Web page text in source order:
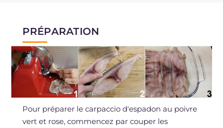
PRÉPARATION
Pour préparer le carpaccio d'espadon au poivre
vert et rose, commencez par couper les